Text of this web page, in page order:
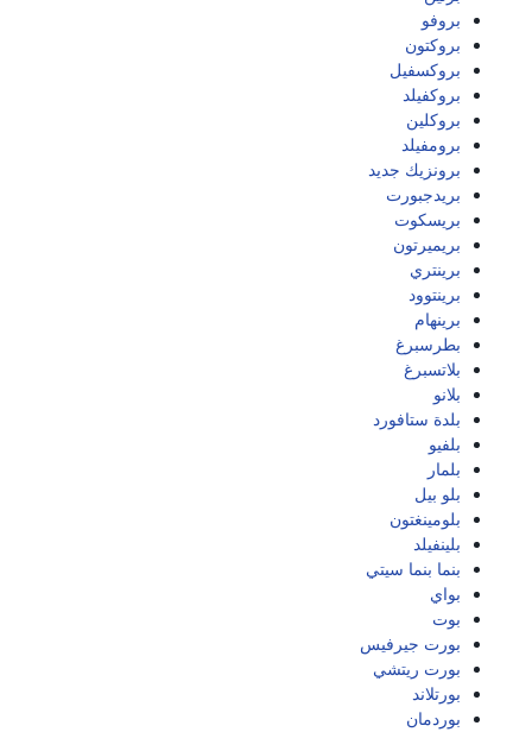
بروفو
بروكتون
بروكسفيل
بروكفيلد
بروكلين
برومفيلد
برونزيك جديد
بريدجبورت
بريسكوت
بريميرتون
برينتري
برينتوود
برينهام
بطرسبرغ
بلاتسبرغ
بلانو
بلدة ستافورد
بلفيو
بلمار
بلو بيل
بلومينغتون
بلينفيلد
بنما بنما سيتي
بواي
بوت
بورت جيرفيس
بورت ريتشي
بورتلاند
بوردمان